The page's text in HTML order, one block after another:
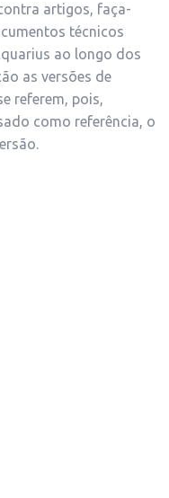
artigos, faça-
técnicos
ao longo dos
as versões de
referem, pois,
como referência, o